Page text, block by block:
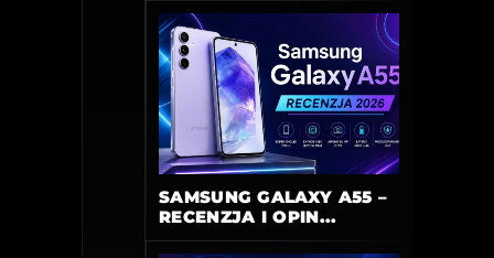
SAMSUNG GALAXY A55 –
RECENZJA I OPIN...